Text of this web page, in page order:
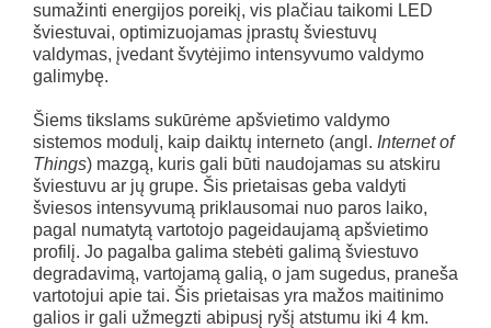
sumažinti energijos poreikį, vis plačiau taikomi LED
šviestuvai, optimizuojamas įprastų šviestuvų
valdymas, įvedant švytėjimo intensyvumo valdymo
galimybę.
Šiems tikslams sukūrėme apšvietimo valdymo
sistemos modulį, kaip daiktų interneto (angl. Internet of
Things) mazgą, kuris gali būti naudojamas su atskiru
šviestuvu ar jų grupe. Šis prietaisas geba valdyti
šviesos intensyvumą priklausomai nuo paros laiko,
pagal numatytą vartotojo pageidaujamą apšvietimo
profilį. Jo pagalba galima stebėti galimą šviestuvo
degradavimą, vartojamą galią, o jam sugedus, praneša
vartotojui apie tai. Šis prietaisas yra mažos maitinimo
galios ir gali užmegzti abipusį ryšį atstumu iki 4 km.